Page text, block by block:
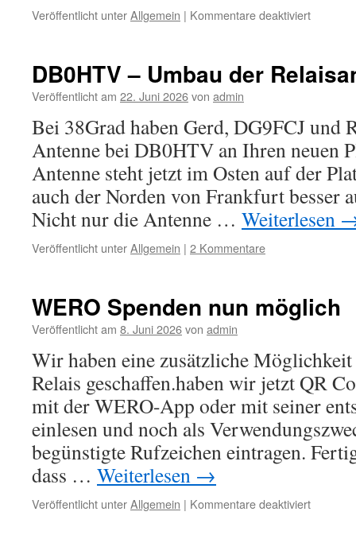
Veröffentlicht unterAllgemein | Kommentare deaktiviertfür
DB0HTV – Umbau der
Veröffentlicht am 22. Juni 2026von admin
Bei 38Grad haben Gerd, DG9FCJ und
Antenne bei DB0HTV an Ihren neuen
Antenne steht jetzt im Osten auf der
auch der Norden von Frankfurt besser
Nicht nur die Antenne … Weiterlesen
Veröffentlicht unterAllgemein | 2 Kommentare
WERO Spenden nun möglich
Veröffentlicht am 8. Juni 2026von admin
Wir haben eine zusätzliche
Relais geschaffen.haben wir jetzt QR
mit der WERO-App oder mit seiner
einlesen und noch als
begünstigte Rufzeichen eintragen.
dass … Weiterlesen →
Veröffentlicht unterAllgemein | Kommentare deaktiviertfür